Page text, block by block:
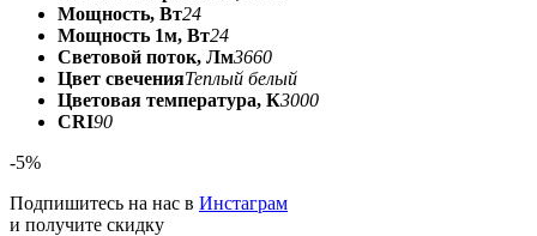
Мощность, Вт24
Мощность 1м, Вт24
Световой поток, Лм3660
Цвет свеченияТеплый белый
Цветовая температура, К3000
CRI90
-5%
Подпишитесь на нас в Инстаграм
и получите скидку